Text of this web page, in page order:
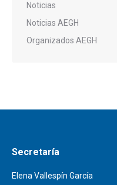
Noticias
Noticias AEGH
Organizados AEGH
Secretaría
Elena Vallespín García